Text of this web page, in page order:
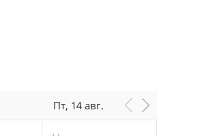
Пт, 14 авг.